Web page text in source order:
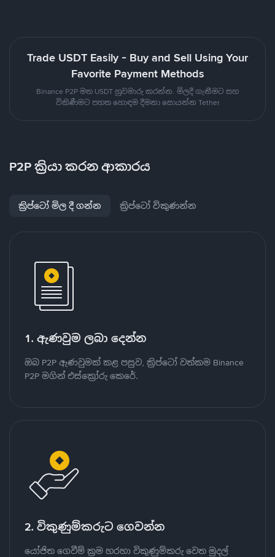
Trade USDT Easily - Buy and Sell Using Your
Favorite Payment Methods
Binance P2P මත USDT හුවමාරු කරන්න. මිලදී ගැනීමට සහ
විකිණීමට පහත හොඳම දීමනා සොයන්න Tether
P2P ක්‍රියා කරන ආකාරය
ක්‍රිප්ටෝ මිල දී ගන්න ක්‍රිප්ටෝ විකුණන්න
1. ඇණවුම ලබා දෙන්න
ඔබ P2P ඇණවුමක් කළ පසුව, ක්‍රිප්ටෝ වත්කම Binance
P2P මගින් එස්ක්‍රෝරු කෙරේ.
2. විකුණුම්කරුට ගෙවන්න
යෝජිත ගෙවීම් ක්‍රම හරහා විකුණුම්කරු වෙත මුදල්